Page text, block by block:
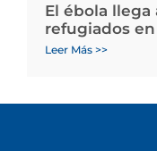
El ébola
refugiados en
Leer Más >>